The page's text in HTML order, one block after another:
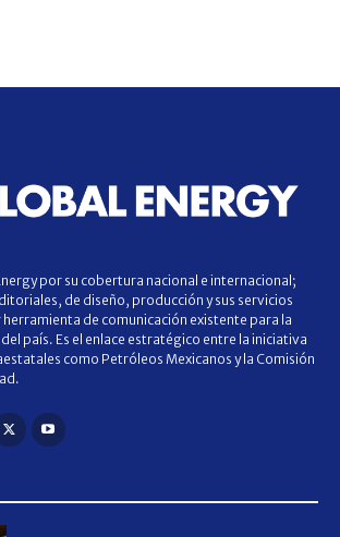
por su cobertura nacional e internacional;
de diseño, producción y sus servicios
de comunicación existente para la
país. Es el enlace estratégico entre la iniciativa
como Petróleos Mexicanos y la Comisión